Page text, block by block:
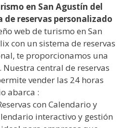
en San Agustín del
de reservas personalizado
web de turismo en San
con un sistema de reservas
te proporcionamos una
central de reservas
vender las 24 horas
abarca :
con Calendario y
interactivo y gestión